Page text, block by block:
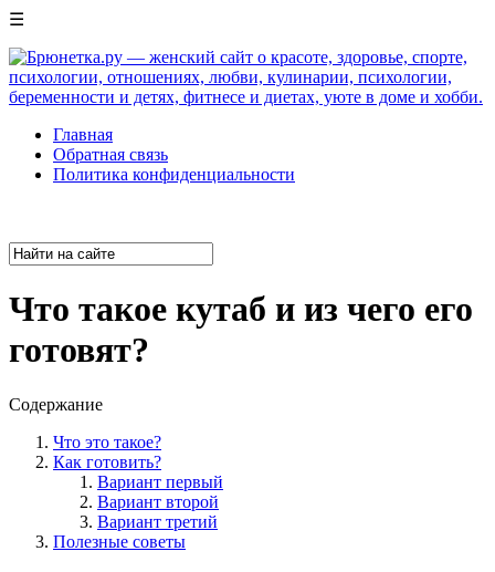
☰
Главная
Обратная связь
Политика конфиденциальности
Что такое кутаб и из чего его
готовят?
Содержание
Что это такое?
Как готовить?
Вариант первый
Вариант второй
Вариант третий
Полезные советы